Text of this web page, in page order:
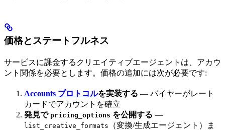
価格とステートフルネス
サービスに課金するクリエイティブエージェントは、アカウ
ント関係を必要とします。価格の追加には次が必要です:
Accounts プロトコルを実装する — バイヤーがレート
カードでアカウントを確立
発見で pricing_options を公開する —
list_creative_formats
（変換/生成エージェント）ま